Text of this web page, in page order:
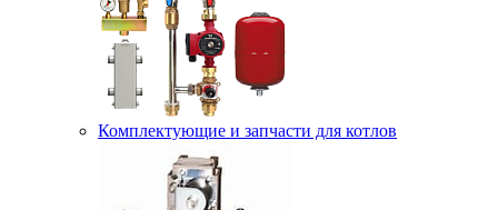
Комплектующие и запчасти для котлов